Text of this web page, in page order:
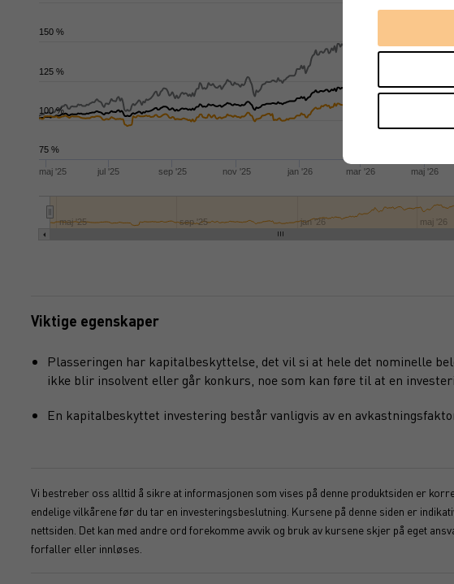
maj '25 jul '25 sep '25 nov '25 jan '26 mar '26 maj '26
maj '25 sep '25 jan '26 maj '26
100 %
75 %
125 %
150 %
Viktige egenskaper
Plasseringen har kapitalbeskyttelse, det vil si at hele det nominelle
ikke blir insolvent eller går konkurs, noe som kan føre til at en
En kapitalbeskyttet investering består vanligvis av en
Vi bestreber oss alltid å sikre at informasjonen som vises på denne produktsiden er
endelige vilkårene før du tar en investeringsbeslutning. Kursene på denne siden er
nettsiden. Det kan med andre ord forekomme avvik og bruk av kursene skjer på eget
forfaller eller innløses.